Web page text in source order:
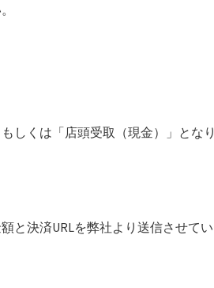
しくは「店頭受取（現金）」となり
と決済URLを弊社より送信させてい